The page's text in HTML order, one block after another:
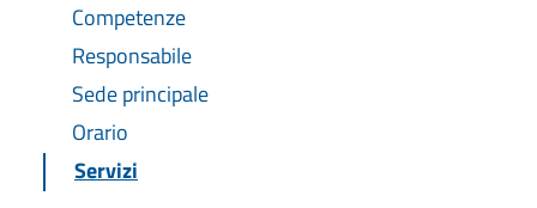
Competenze
Responsabile
Sede principale
Orario
Servizi